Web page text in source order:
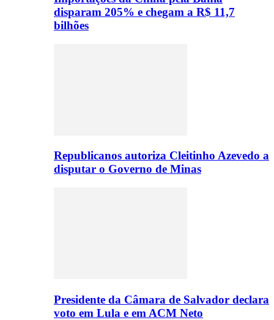
disparam 205% e chegam a R$ 11,7
bilhões
Republicanos autoriza Cleitinho Azevedo a
disputar o Governo de Minas
Presidente da Câmara de Salvador declara
voto em Lula e em ACM Neto